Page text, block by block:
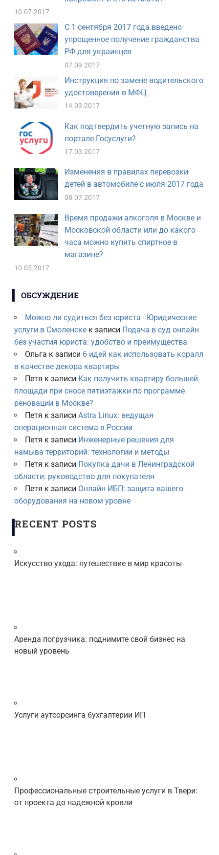
10.07.2017
С 1 сентября 2017 года введено
упрощенное получение гражданства
РФ для украинцев
07.09.2017
Инструкция по замене водительского
удостоверения в МФЦ
14.03.2017
Как подтвердить учетную запись на
портале Госуслуги?
17.03.2017
Изменения в правилах перевозки
детей в автомобиле с июля 2017 года
08.07.2017
Время продажи алкоголя в Москве и
Московской области или до какого
часа можно купить спиртное в
магазине?
10.05.2017
ОБСУЖДЕНИЕ
Можно ли судиться без юриста - Юридические
услуги в Смоленскек записи Подача в суд онлайн
без участия юриста: удобство и преимущества
Ольга к записи 6 идей как использовать коралл
в качестве декора квартиры
Петя к записи Как получить квартиру большей
площади при сносе пятиэтажки по программе
реновации в Москве?
Петя к записи Astra Linux: ведущая
операционная система в России
Петя к записи Инженерные решения для
намыва территорий: технологии и методы
Петя к записи Покупка дачи в Ленинградской
области: руководство для покупателя
Петя к записи Онлайн ИБП: защита вашего
оборудования на новом уровне
RECENT POSTS
Искусство ухода: путешествие в мир красоты
Аренда погрузчика: поднимите свой бизнес на
новый уровень
Услуги аутсорсинга бухгалтерии ИП
Профессиональные строительные услуги в Твери:
от проекта до надежной кровли